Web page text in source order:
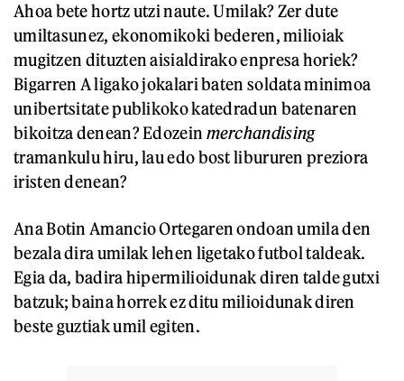
Ahoa bete hortz utzi naute. Umilak? Zer dute
umiltasunez, ekonomikoki bederen, milioiak
mugitzen dituzten aisialdirako enpresa horiek?
Bigarren A ligako jokalari baten soldata minimoa
unibertsitate publikoko katedradun batenaren
bikoitza denean? Edozein merchandising
tramankulu hiru, lau edo bost libururen preziora
iristen denean?
Ana Botin Amancio Ortegaren ondoan umila den
bezala dira umilak lehen ligetako futbol taldeak.
Egia da, badira hipermilioidunak diren talde gutxi
batzuk; baina horrek ez ditu milioidunak diren
beste guztiak umil egiten.